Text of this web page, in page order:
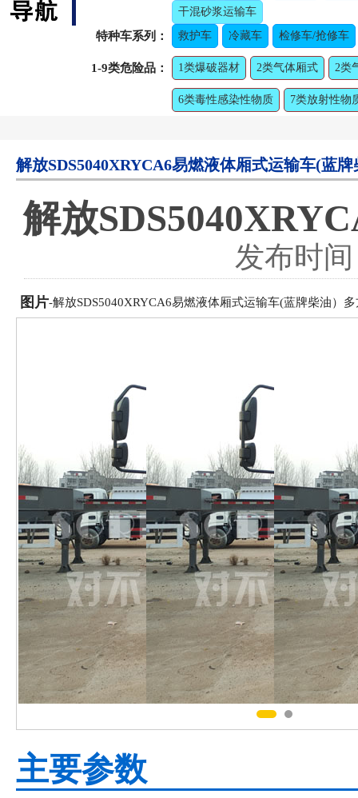
干混砂浆运输车
特种车系列： 救护车 冷藏车 检修车/抢修车
1-9类危险品： 1类爆破器材 2类气体厢式 2类
6类毒性感染性物质 7类放射性物
解放SDS5040XRYCA6易燃液体厢式运输车(蓝
解放
发布时
图片-解放SDS5040XRYCA6易燃液体厢式运输车(蓝牌柴油）
主要参数